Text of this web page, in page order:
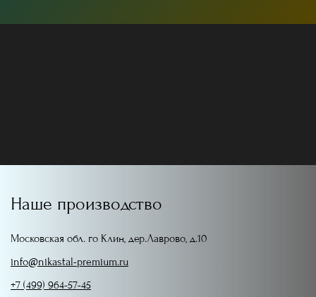
Наше производство
Московская обл. го Клин, дер.Лаврово, д.10
info@nikastal-premium.ru
+7 (499) 964-57-45